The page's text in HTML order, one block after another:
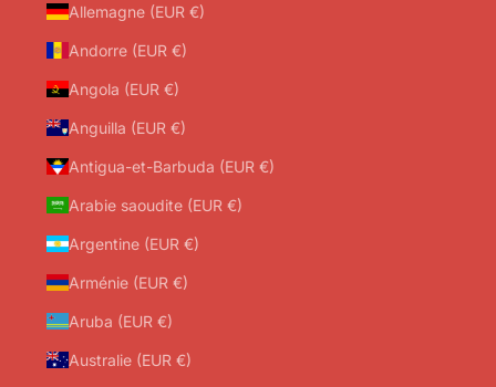
Allemagne (EUR €)
Andorre (EUR €)
Angola (EUR €)
Anguilla (EUR €)
Antigua-et-Barbuda (EUR €)
Arabie saoudite (EUR €)
Argentine (EUR €)
Arménie (EUR €)
Aruba (EUR €)
Australie (EUR €)